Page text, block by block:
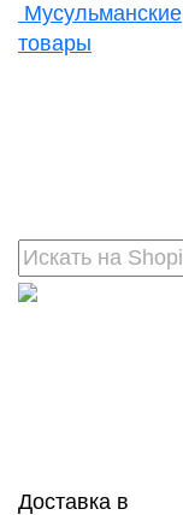
Мусульманские
товары
Доставка в